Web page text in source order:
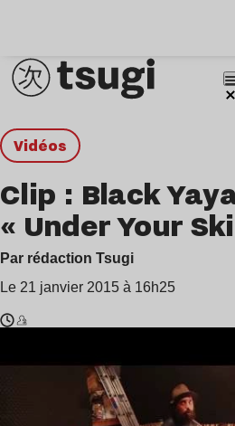
Vidéos
Clip : Black
« Under Your
Par rédaction Tsugi
Le 21 janvier 2015 à 16h25